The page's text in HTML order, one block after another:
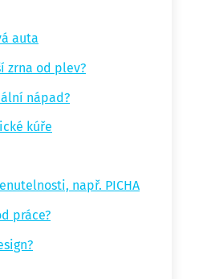
auta
zrna od plev?
nápad?
kúře
např. PICHA
práce?